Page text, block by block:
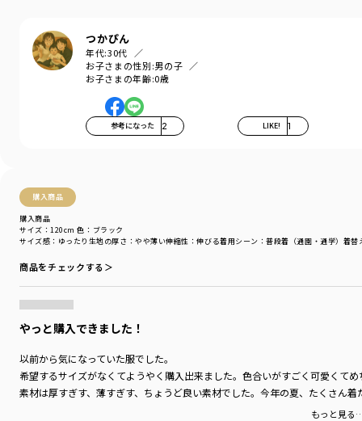
つかぴん
年代:30代
お子さまの性別:男の子
お子さまの年齢:0歳
参考になった 2 LIKE! 1
購入商品
購入商品
サイズ感 ：ゆったり 生地の厚さ ：やや薄い伸縮性 ：伸びる着用シーン ：普段着（通園・通学） 着替
サイズ：120cm 色：ブラック
商品をチェックする＞
やっと購入できました！
以前から気になっていた服でした。
希望するサイズがなくてようやく購入出来ました。色合いがすごく可愛くて
素材は厚すぎす、薄すぎす、ちょうど良い素材でした。今年の夏、たくさん着
もっと見る
水陸両用パンツ〈11-4231-411〉や
パナマ織りカラーハーフパンツ〈11-4131-382〉との
コーディネートもおすすめ。
※ベビーサイズ（80センチと90センチ）のみ
肩ボタン付きの仕様です。
【ベビー/きょうだいおそろい】
ボーダー切り替え半袖カバーオール
商品番号〈01-4239-326〉
-----
伸縮性：あり
モデル：身長109.0cm 体重17.0kg
サイズ：サイズ110